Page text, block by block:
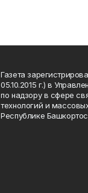
Газета
05.10.2015 г.) в
по надзору в сфере
технологий и
Республике